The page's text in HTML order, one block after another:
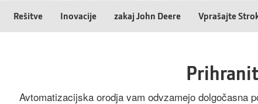
Rešitve Inovacije zakaj John Deere Vprašajte
Avtomatizacijska orodja vam odvzamejo dolgočasna